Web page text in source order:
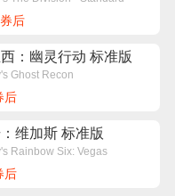
后
：幽灵行动 标准版
Ghost Recon
维加斯 标准版
Rainbow Six: Vegas